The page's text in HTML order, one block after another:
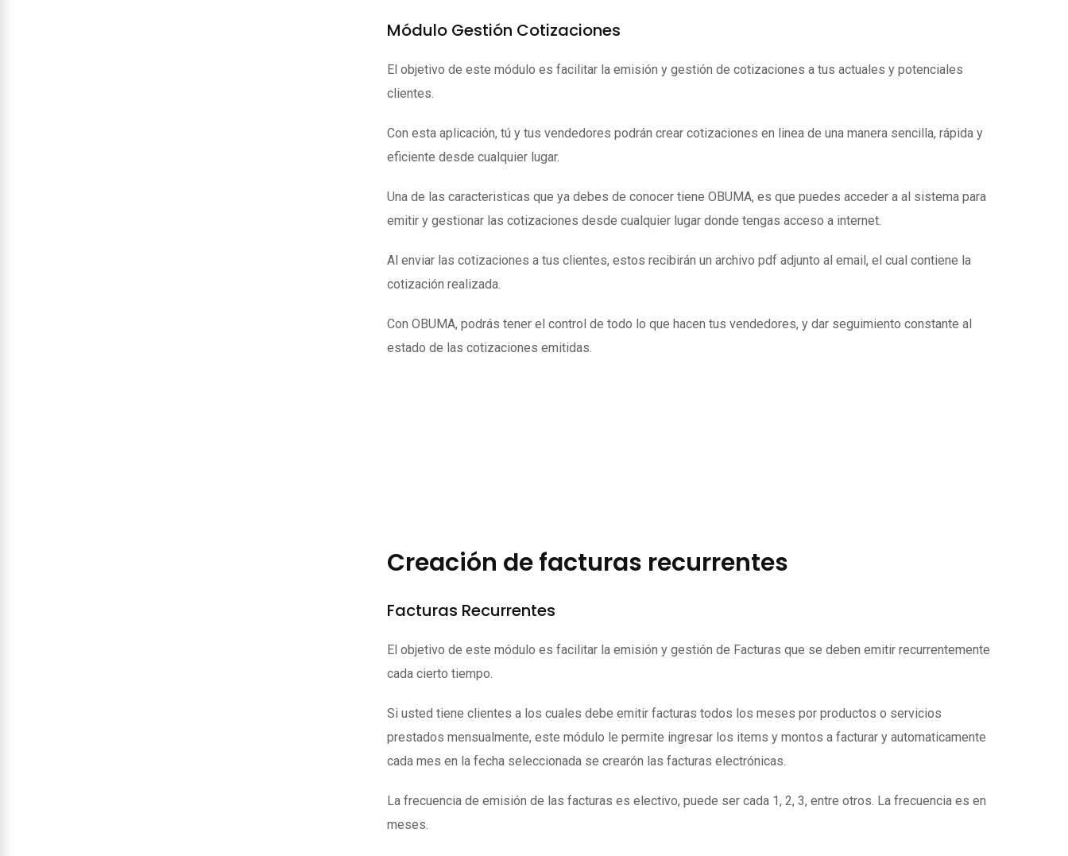
Módulo Gestión Cotizaciones
El objetivo de este módulo es facilitar la emisión y gestión de cotizaciones a tus actuales y potenciales
clientes.
Con esta aplicación, tú y tus vendedores podrán crear cotizaciones en linea de una manera sencilla, rápida y
eficiente desde cualquier lugar.
Una de las caracteristicas que ya debes de conocer tiene OBUMA, es que puedes acceder a al sistema para
emitir y gestionar las cotizaciones desde cualquier lugar donde tengas acceso a internet.
Al enviar las cotizaciones a tus clientes, estos recibirán un archivo pdf adjunto al email, el cual contiene la
cotización realizada.
Con OBUMA, podrás tener el control de todo lo que hacen tus vendedores, y dar seguimiento constante al
estado de las cotizaciones emitidas.
Creación de facturas recurrentes
Facturas Recurrentes
El objetivo de este módulo es facilitar la emisión y gestión de Facturas que se deben emitir recurrentemente
cada cierto tiempo.
Si usted tiene clientes a los cuales debe emitir facturas todos los meses por productos o servicios
prestados mensualmente, este módulo le permite ingresar los items y montos a facturar y automaticamente
cada mes en la fecha seleccionada se crearón las facturas electrónicas.
La frecuencia de emisión de las facturas es electivo, puede ser cada 1, 2, 3, entre otros. La frecuencia es en
meses.